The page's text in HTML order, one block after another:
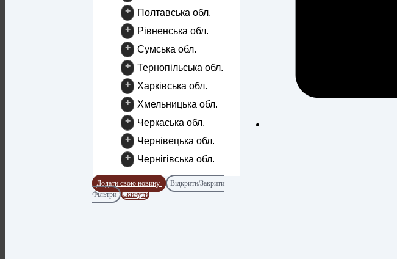
+
Полтавська обл.
+
Рівненська обл.
+
Сумська обл.
+
Тернопільська обл.
+
Харківська обл.
+
Хмельницька обл.
+
Черкаська обл.
+
Чернівецька обл.
+
Чернігівська обл.
Додати свою новину
Відкрити/Закрити
Фільтри
Скинути